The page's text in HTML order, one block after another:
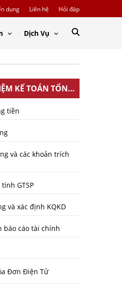
dụng Liên hệ Hỏi đáp
Dịch Vụ
KẾ TOÁN TỔNG
HỢP
tiền
và các khoản trích
tính GTSP
và xác định KQKD
báo cáo tài chính
Đơn Điện Tử